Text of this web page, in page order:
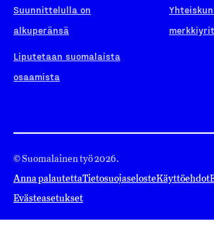
Suunnittelulla on
alkuperänsä
Liputetaan suomalaista
osaamista
© Suomalainen työ 2026.
Anna palautettaTietosuojaselosteKäyttöehdot
Evästeasetukset